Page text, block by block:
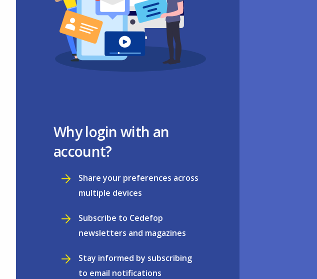
Why login with an
account?
Share your preferences across
multiple devices
Subscribe to Cedefop
newsletters and magazines
Stay informed by subscribing
to email notifications